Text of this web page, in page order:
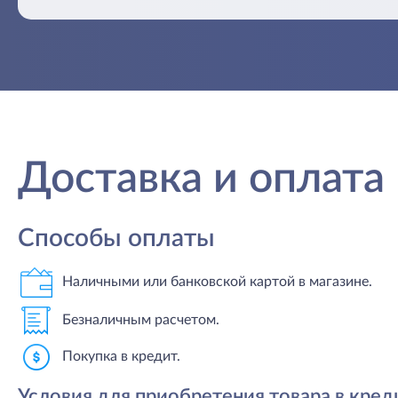
Доставка и оплата
Способы оплаты
Наличными или банковской картой в магазине.
Безналичным расчетом.
Покупка в кредит.